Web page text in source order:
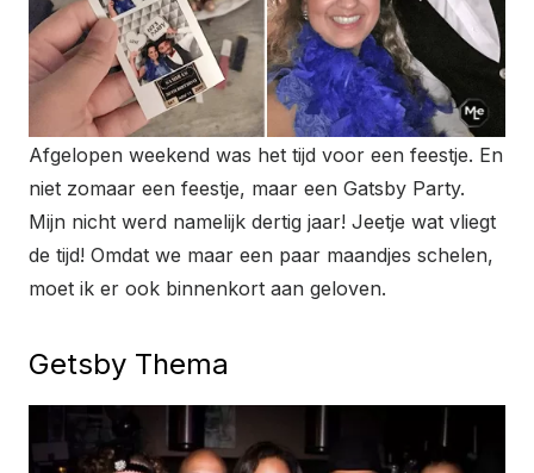
Afgelopen weekend was het tijd voor een feestje. En
niet zomaar een feestje, maar een Gatsby Party.
Mijn nicht werd namelijk dertig jaar! Jeetje wat vliegt
de tijd! Omdat we maar een paar maandjes schelen,
moet ik er ook binnenkort aan geloven.
Getsby Thema